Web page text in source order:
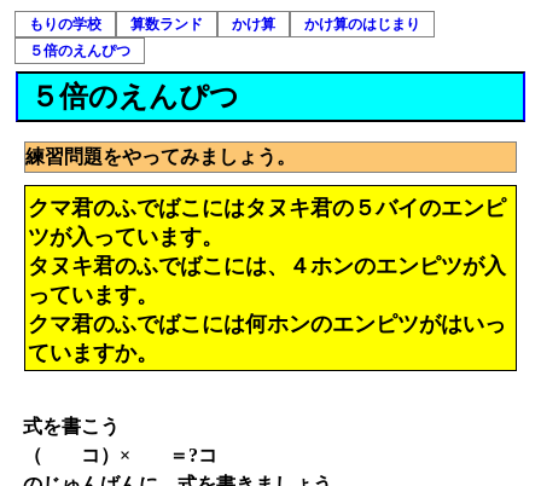
もりの学校 算数ランド かけ算
かけ算のはじまり
５倍のえんぴつ
５倍のえんぴつ
練習問題をやってみましょう。
クマ君のふでばこにはタヌキ君の５バイのエンピ
ツが入っています。
タヌキ君のふでばこには、４ホンのエンピツが入
っています。
クマ君のふでばこには何ホンのエンピツがはいっ
ていますか。
式を書こう
（ コ）× ＝?コ